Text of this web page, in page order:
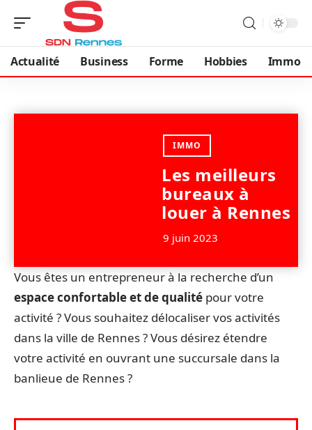
Actualité Business Forme Hobbies Immo
IMMO
Les meilleurs
bureaux à
louer à Rennes
9 juin 2023
Vous êtes un entrepreneur à la recherche d’un
espace confortable et de qualité pour votre
activité ? Vous souhaitez délocaliser vos activités
dans la ville de Rennes ? Vous désirez étendre
votre activité en ouvrant une succursale dans la
banlieue de Rennes ?